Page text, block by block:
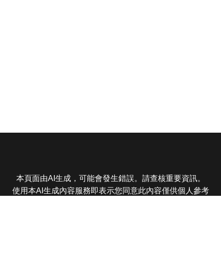
本頁面由AI生成，可能會發生錯誤。請查核重要資訊。
使用本AI生成內容服務即表示您同意此內容僅供個人參考